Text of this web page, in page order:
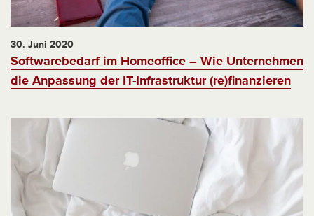
30. Juni 2020
Softwarebedarf im Homeoffice – Wie Unternehmen
die Anpassung der IT-Infrastruktur (re)finanzieren